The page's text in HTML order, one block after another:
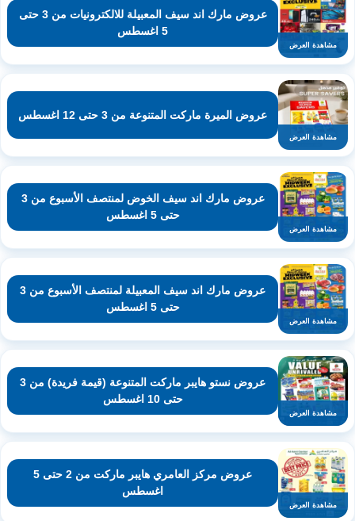
مشاهدة العرض
عروض مارك اند سيف المعبيلة للالكترونيات من 3 حتى
5 اغسطس
مشاهدة العرض
عروض الميرة ماركت المتنوعة من 3 حتى 12 اغسطس
مشاهدة العرض
عروض مارك اند سيف الخوض لمنتصف الأسبوع من 3
حتى 5 اغسطس
مشاهدة العرض
عروض مارك اند سيف المعبيلة لمنتصف الأسبوع من 3
حتى 5 اغسطس
مشاهدة العرض
عروض نستو هايبر ماركت المتنوعة (قيمة فريدة) من 3
حتى 10 اغسطس
مشاهدة العرض
عروض مركز العامري هايبر ماركت من 2 حتى 5
اغسطس